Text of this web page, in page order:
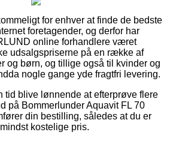
for enhver at finde de bedste
foretagender, og derfor har
online forhandlere været
udsalgspriserne på en række af
og børn, og tillige også til kvinder og
nogle gange yde fragtfri levering.
tid blive lønnende at efterprøve flere
på Bommerlunder Aquavit FL 70
din bestilling, således at du er
kostelige pris.